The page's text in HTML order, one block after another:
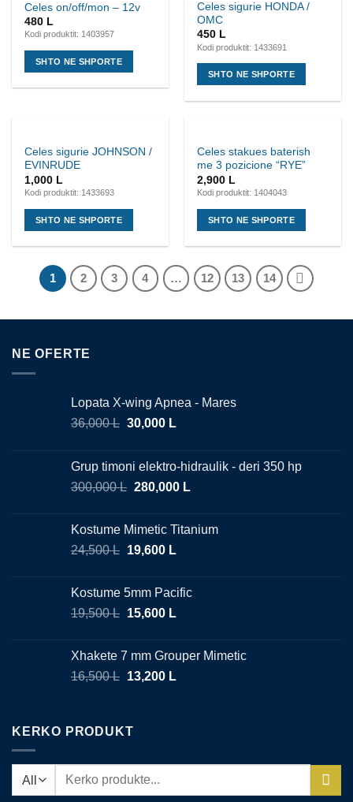
Celes on/off/mon – 12v
480 L
Kodi produktit: 1403957
SHTO NE SHPORTE
Celes sigurie HONDA /
OMC
450 L
Kodi produktit: 1433691
SHTO NE SHPORTE
Celes sigurie JOHNSON /
EVINRUDE
1,000 L
Kodi produktit: 1433693
SHTO NE SHPORTE
Celes stakues baterish
me 3 pozicione “RYE”
2,900 L
Kodi produktit: 1404043
SHTO NE SHPORTE
1 2 3 4 … 12 13 14
NE OFERTE
Lopata X-wing Apnea - Mares
36,000L 30,000 L
Grup timoni elektro-hidraulik - deri 350 hp
300,000L 280,000 L
Kostume Mimetic Titanium
24,500L 19,600 L
Kostume 5mm Pacific
19,500L 15,600 L
Xhakete 7 mm Grouper Mimetic
16,500L 13,200 L
KERKO PRODUKT
Search